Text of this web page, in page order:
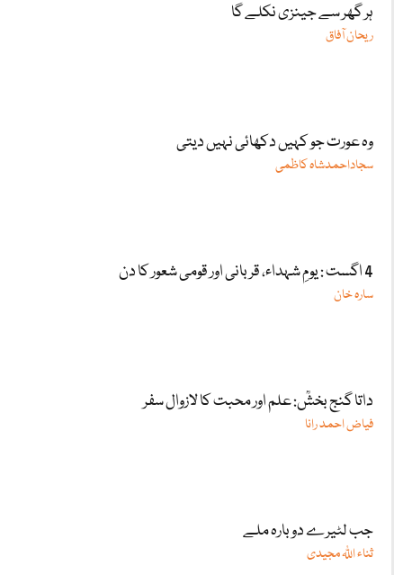
ہر گھر سے جینزی نکلے گا
ریحان آفاق
وہ عورت جو کہیں دکھائی نہیں دیتی
سجاداحمدشاہ کاظمی
4 اگست : یومِ شہداء، قربانی اور قومی شعور کا دن
سارہ خان
داتا گنج بخشؒ: علم اور محبت کا لازوال سفر
فیاض احمد رانا
جب لٹیرے دوبارہ ملے
ثناء اللّٰہ مجیدی